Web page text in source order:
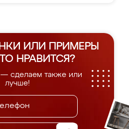
ИЛИ ПРИМЕРЫ
НРАВИТСЯ?
— сделаем также или
лучше!